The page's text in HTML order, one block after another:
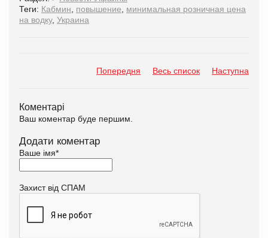
Теги: Кабмин повышение
минимальная розничная цена
на водку, Украина
Попередня Весь список Наступна
Коментарі
Ваш коментар буде першим.
Додати коментар
Ваше імя*
Захист від СПАМ